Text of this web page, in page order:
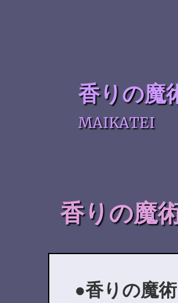
香りの魔
MAIKATEI
香りの魔
香りの魔